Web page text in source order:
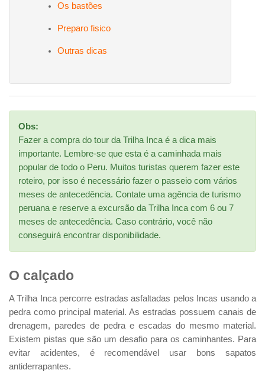
Os bastões
Preparo fisico
Outras dicas
Obs:
Fazer a compra do tour da Trilha Inca é a dica mais
importante. Lembre-se que esta é a caminhada mais
popular de todo o Peru. Muitos turistas querem fazer este
roteiro, por isso é necessário fazer o passeio com vários
meses de antecedência. Contate uma agência de turismo
peruana e reserve a excursão da Trilha Inca com 6 ou 7
meses de antecedência. Caso contrário, você não
conseguirá encontrar disponibilidade.
O calçado
A Trilha Inca percorre estradas asfaltadas pelos Incas usando a
pedra como principal material. As estradas possuem canais de
drenagem, paredes de pedra e escadas do mesmo material.
Existem pistas que são um desafio para os caminhantes. Para
evitar acidentes, é recomendável usar bons sapatos
antiderrapantes.